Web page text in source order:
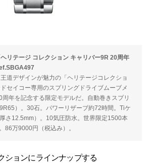
リテージ コレクション キャリバー9R 20周年
道デザインが魅力の「ヘリテージコレクショ
セイコー専用のスプリングドライブムーブメ
年を記念する限定モデルだ。自動巻きスプリ
）。30石。パワーリザーブ約72時間。Tiケ
さ12.5mm）。10気圧防水。世界限定1500本
86万9000円（税込み）。
ョンにラインナップする